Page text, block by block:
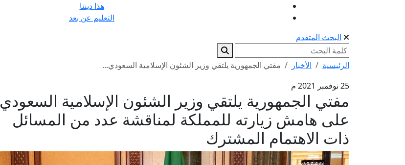
هذا ديننا
التعليم عن بعد
البحث المتقدم
الرئيسية الأخبار
مفتي الجمهورية يلتقي وزير الشئون الإسلامية السعودي...
25 نوفمبر 2021 م
مفتي الجمهورية يلتقي وزير الشئون الإسلامية السعودي
على هامش زيارته للمملكة لمناقشة عدد من المسائل
ذات الاهتمام المشترك